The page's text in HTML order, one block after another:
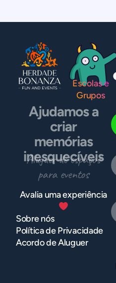
Escolas e
Grupos
Ajudamos a
criar
memórias
inesquecíveis
Aluguer de espaços
para eventos
Avalia uma experiência
Sobre nós
Política de Privacidade
Acordo de Aluguer